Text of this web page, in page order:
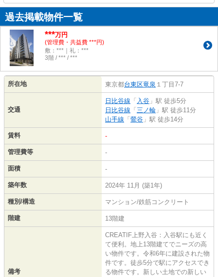
過去掲載物件一覧
***万円
(管理費・共益費 ***円)
敷：***｜礼：***
3階 / *** / ***
所在地 東京都台東区竜泉 １丁目7-7
交通
日比谷線 「 入谷 」駅 徒歩5分
日比谷線 「 三ノ輪 」駅 徒歩11分
山手線 「 鶯谷 」駅 徒歩14分
賃料 -
管理費等 -
面積 -
築年数 2024年 11月 (築1年)
種別/構造 マンション/鉄筋コンクリート
階建 13階建
備考
CREATIF上野入谷：入谷駅にも近く
て便利。地上13階建てでニーズの高
い物件です。令和6年に建設された物
件です。徒歩5分で駅にアクセスでき
る物件です。新しい土地での新しい